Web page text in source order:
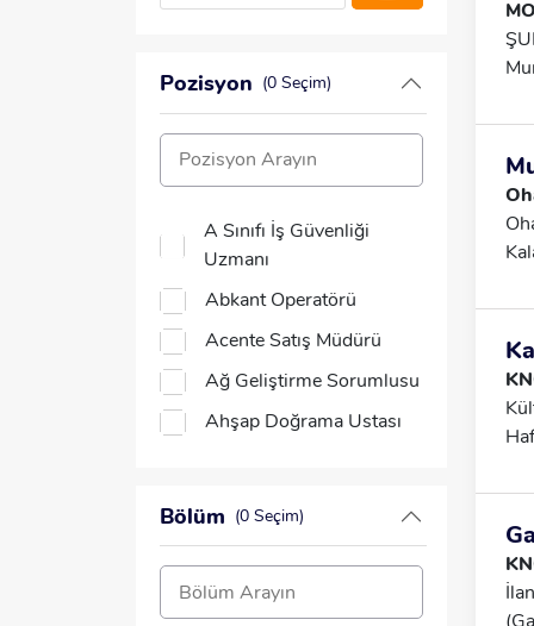
Pozisyon (0 Seçim)
A Sınıfı İş Güvenliği
Uzmanı
Abkant Operatörü
Acente Satış Müdürü
Ağ Geliştirme Sorumlusu
Ahşap Doğrama Ustası
Görevlisi
Analist
Animatör
Bölüm (0 Seçim)